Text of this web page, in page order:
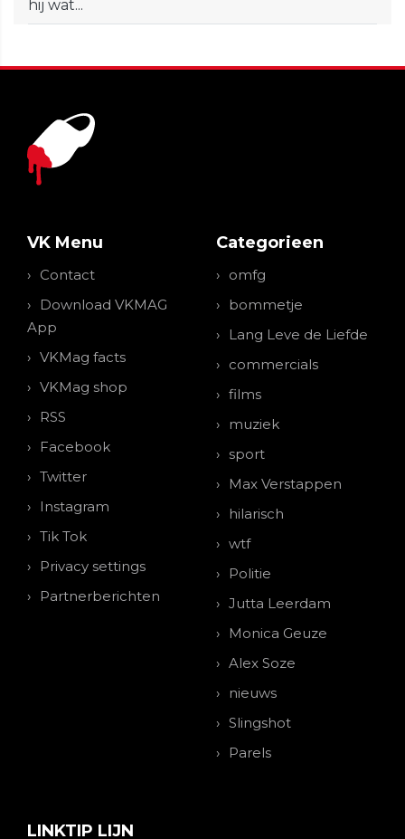
hij wat...
VK Menu
Contact
Download VKMAG
App
VKMag facts
VKMag shop
RSS
Facebook
Twitter
Instagram
Tik Tok
Privacy settings
Partnerberichten
Categorieen
omfg
bommetje
Lang Leve de Liefde
commercials
films
muziek
sport
Max Verstappen
hilarisch
wtf
Politie
Jutta Leerdam
Monica Geuze
Alex Soze
nieuws
Slingshot
Parels
LINKTIP LIJN